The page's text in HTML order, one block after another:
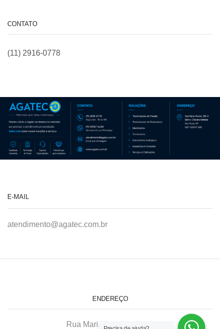
CONTATO
(11) 2916-0778
E-MAIL
atendimento@agatec.com.br
ENDEREÇO
Rua Maria Afonso, 166-A